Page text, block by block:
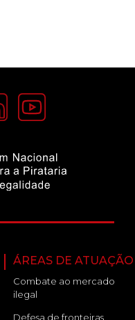
ÁREAS DE ATUAÇÃO
Combate ao mercado
ilegal
Defesa de fronteiras